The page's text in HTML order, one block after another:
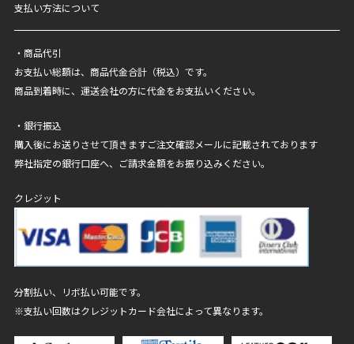
支払い方法について
・商品代引
お支払い総額は、商品代金合計（税込）です。
商品到着時に、運送会社の方に代金をお支払いください。
・銀行振込
購入後にお送りさせて頂きますご注文確認メールに記載されております
弊社指定の銀行口座へ、ご請求金額をお振り込みください。
クレジット
分割払い、リボ払い可能です。
※支払い回数はクレジットカード会社によって異なります。